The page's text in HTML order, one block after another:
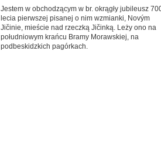
Jestem w obchodzącym w br. okrągły jubileusz
lecia pierwszej pisanej o nim wzmianki, Novým
Jičinie, mieście nad rzeczką Jičinką. Leży ono na
południowym krańcu Bramy Morawskiej, na
podbeskidzkich pagórkach.